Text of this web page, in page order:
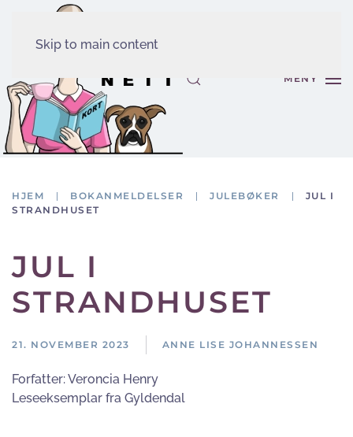
Skip to main content
MENY
HJEM BOKANMELDELSER JULEBØKER
JUL I
STRANDHUSET
JUL I
STRANDHUSET
21. NOVEMBER 2023 ANNE LISE JOHANNESSEN
Forfatter:Veroncia Henry
Leseeksemplar fra Gyldendal